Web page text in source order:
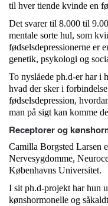
til hver tiende kvinde en
Det svarer til 8.000 til
mentale sorte hul, som
fødselsdepressionerne er
genetik, psykologi og
To nyslåede ph.d-er har i
hvad der sker i
fødselsdepression,
man på sigt kan komme
Receptorer og
Camilla Borgsted Larsen
Nervesygdomme,
Københavns Universitet.
I sit ph.d-projekt har hun
kønshormonelle og